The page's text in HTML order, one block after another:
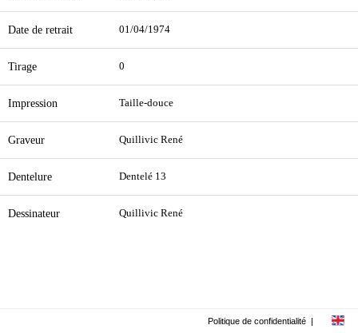
Date de retrait 01/04/1974
Tirage 0
Impression Taille-douce
Graveur Quillivic René
Dentelure Dentelé 13
Dessinateur Quillivic René
Politique de confidentialité |